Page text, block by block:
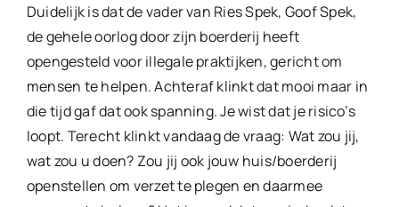
Duidelijk is dat de vader van Ries Spek, Goof Spek,
de gehele oorlog door zijn boerderij heeft
opengesteld voor illegale praktijken, gericht om
mensen te helpen. Achteraf klinkt dat mooi maar in
die tijd gaf dat ook spanning. Je wist dat je risico’s
loopt. Terecht klinkt vandaag de vraag: Wat zou jij,
wat zou u doen? Zou jij ook jouw huis/boerderij
openstellen om verzet te plegen en daarmee